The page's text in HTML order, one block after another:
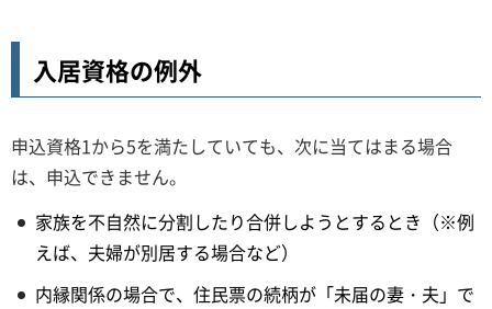
入居資格の例外
申込資格1から5を満たしていても、次に当てはまる場合
は、申込できません。
家族を不自然に分割したり合併しようとするとき（※例
えば、夫婦が別居する場合など）
内縁関係の場合で、住民票の続柄が「未届の妻・夫」で